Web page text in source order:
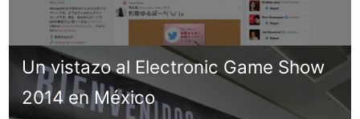
Un vistazo al Electronic Game Show
2014 en México